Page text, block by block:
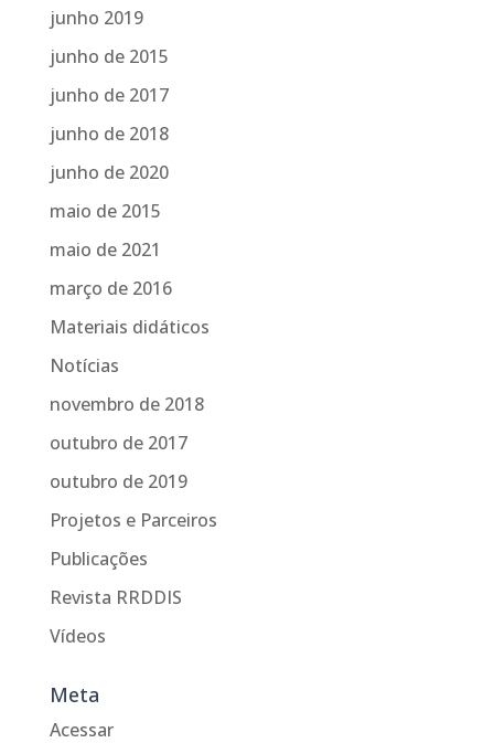
junho 2019
junho de 2015
junho de 2017
junho de 2018
junho de 2020
maio de 2015
maio de 2021
março de 2016
Materiais didáticos
Notícias
novembro de 2018
outubro de 2017
outubro de 2019
Projetos e Parceiros
Publicações
Revista RRDDIS
Vídeos
Meta
Acessar